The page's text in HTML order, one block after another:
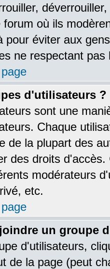
où ils
pour éviter aux
ne respectant pas
d'utilisateurs ?
sont une
Chaque
de la plupart des
des droits
modérateurs
etc.
un groupe
d'utilisateurs,
de la page (peut